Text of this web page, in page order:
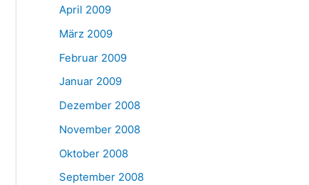
April 2009
März 2009
Februar 2009
Januar 2009
Dezember 2008
November 2008
Oktober 2008
September 2008